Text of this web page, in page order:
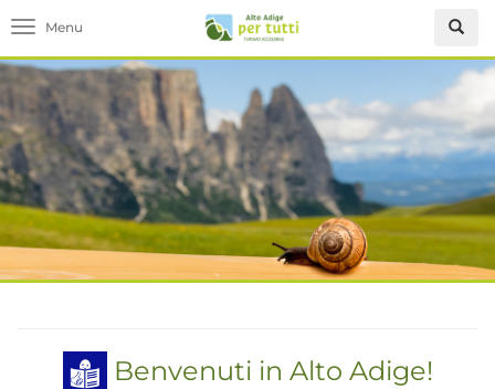
Toggle navigation
Benvenuti in Alto Adige!